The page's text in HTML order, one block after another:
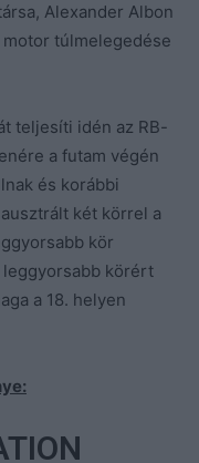
Alexander Albon
túlmelegedése
teljesíti idén az RB-
a futam végén
és korábbi
két körrel a
kör
leggyorsabb körért
a 18. helyen